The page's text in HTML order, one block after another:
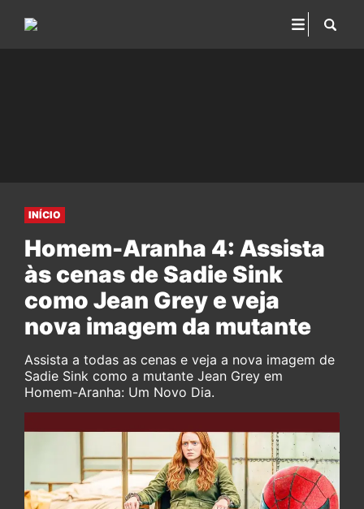
INÍCIO
Homem-Aranha 4: Assista
às cenas de Sadie Sink
como Jean Grey e veja
nova imagem da mutante
Assista a todas as cenas e veja a nova imagem de
Sadie Sink como a mutante Jean Grey em
Homem-Aranha: Um Novo Dia.